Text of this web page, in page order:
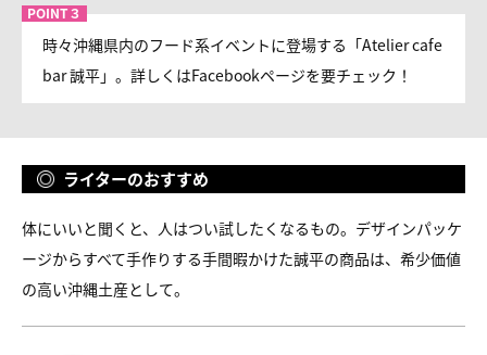
時々沖縄県内のフード系イベントに登場する「Atelier cafe
bar 誠平」。詳しくはFacebookページを要チェック！
ライターのおすすめ
体にいいと聞くと、人はつい試したくなるもの。デザインパッケ
ージからすべて手作りする手間暇かけた誠平の商品は、希少価値
の高い沖縄土産として。